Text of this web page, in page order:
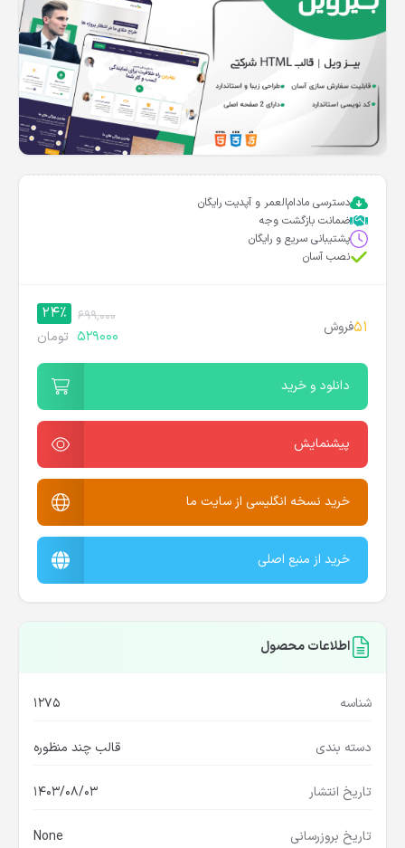
دسترسی مادام‌العمر و آپدیت رایگان
ضمانت بازگشت وجه
پشتیبانی سریع و رایگان
نصب آسان
51فروش
699,000
24%
529000 تومان
دانلود و خرید
پیشنمایش
خرید نسخه انگلیسی از سایت ما
خرید از منبع اصلی
اطلاعات محصول
شناسه 1275
دسته بندی قالب چند منظوره
تاریخ انتشار 1403/08/03
تاریخ بروزرسانی None